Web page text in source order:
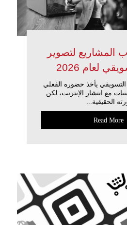
المشاريع لتصوير
لعام 2026
التسويقي يأخذ حضوره الفعلي
مع انتشار الإنترنت، لكن
الحقيقية...
Read More